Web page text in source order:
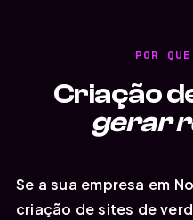
POR
Criação
gerar
Se a sua empresa em
criação de sites de